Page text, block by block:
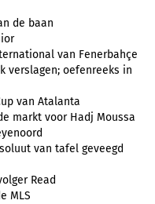
de baan
van Fenerbahçe
verslagen; oefenreeks in
van Atalanta
markt voor Hadj Moussa
van tafel geveegd
Read
MLS